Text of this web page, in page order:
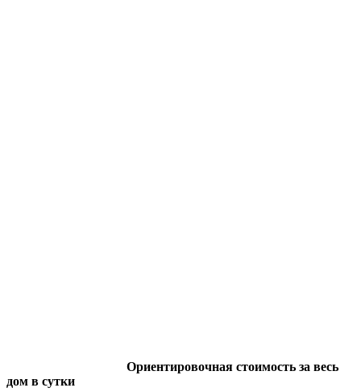
Ориентировочная стоимость за весь
дом в сутки